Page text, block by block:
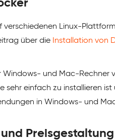
verschiedenen Linux-
über die Installation von
Windows- und Mac-Rechner
sehr einfach zu installieren ist
in Windows- und
Preisgestaltung